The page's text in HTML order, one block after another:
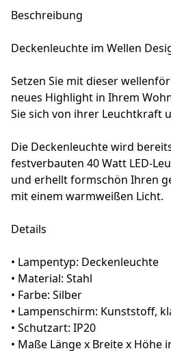
Beschreibung
Deckenleuchte im Wellen
Setzen Sie mit dieser
neues Highlight in Ihrem
Sie sich von ihrer Leuchtkraft
Die Deckenleuchte wird
festverbauten 40 Watt LED-
und erhellt formschön Ihren
mit einem warmweißen Licht.
Details
• Lampentyp: Deckenleuchte
• Material: Stahl
• Farbe: Silber
• Lampenschirm: Kunststoff,
• Schutzart: IP20
• Maße Länge x Breite x Höhe